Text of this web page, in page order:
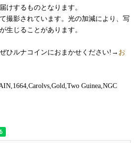
けするものとなります。
撮影されています。光の加減により、写
生じることがあります。
ひルナコインにおまかせください!→ お
Guinea,NGC